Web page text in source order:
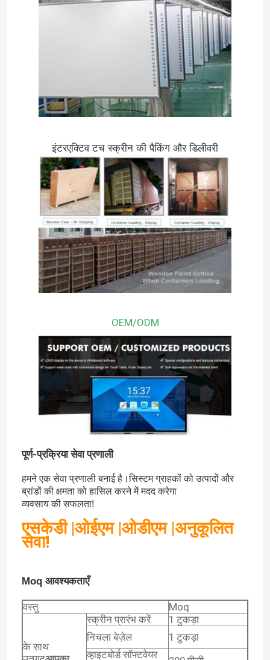
उत्पादों
वीडियो
कारखाना भ्रमण
गुणवत्ता नियंत्रण
एक उद्धरण की विनती करे
स्मार्ट इंटरैक्टिव व्हाइटबोर्ड
इंटरैक्टिव फ्लैट पैनल
इंटरएक्टिव टच स्क्रीन की पैकिंग और डिलीवरी
OEM/ODM
पूर्ण-प्रक्रिया सेवा प्रणाली
हमने एक सेवा प्रणाली बनाई है।सिस्टम ग्राहकों को उत्पादों और
ब्रांडों की क्षमता को हासिल करने में मदद करेगा
व्यवसाय की सफलता!
एसकेडी |ओईएम |ओडीएम |अनुकूलित
सेवा!
Moq आवश्यकताएँ
वस्तु Moq
के साथ
स्क्रीन प्रारंभ करें
1 टुकड़ा
निचला बेज़ेल
1 टुकड़ा
व्हाइटबोर्ड सॉफ्टवेयर